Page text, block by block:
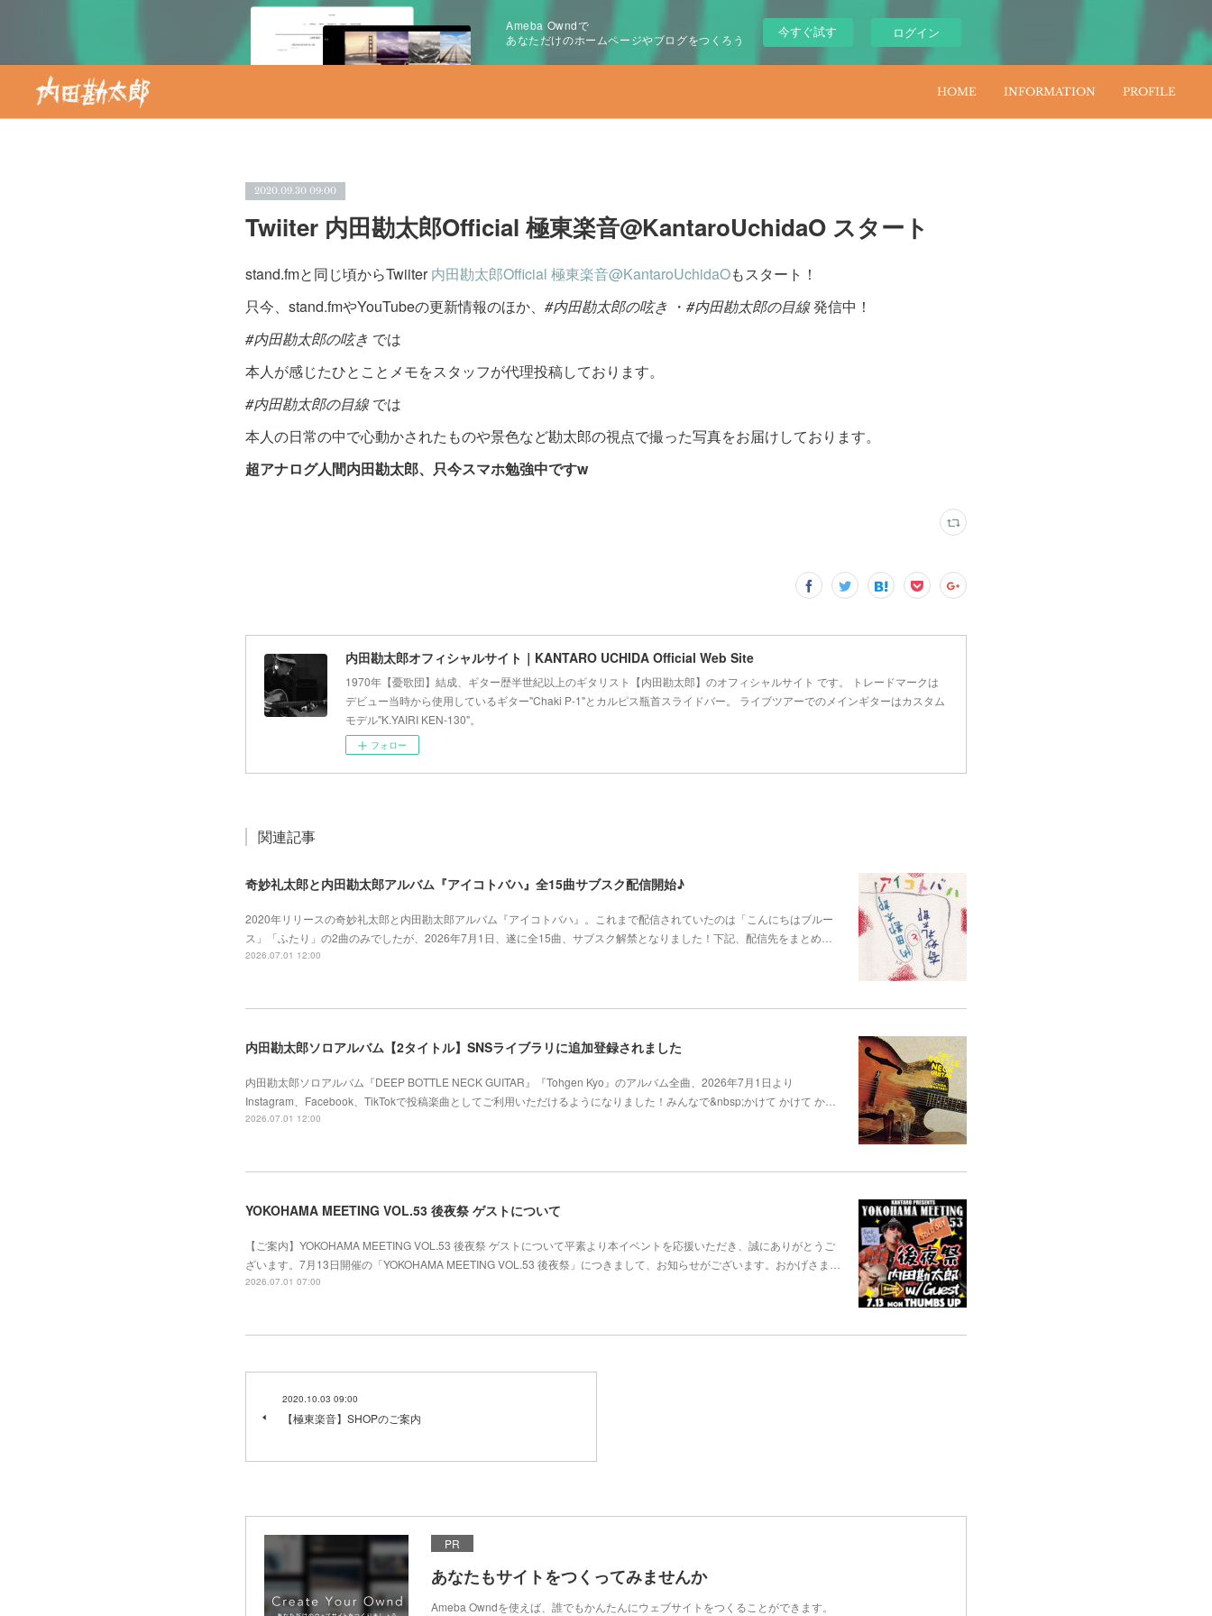
Ameba Owndで
あなただけのホームページやブログをつくろう
今すぐ試す ログイン
HOME INFORMATION PROFILE
2020.09.30 09:00
Twiiter 内田勘太郎Official 極東楽音@KantaroUchidaO スタート
stand.fmと同じ頃からTwiiter内田勘太郎Official 極東楽音@KantaroUchidaOもスタート！
只今、stand.fmやYouTubeの更新情報のほか、 #内田勘太郎の呟き ・ #内田勘太郎の目線発信中！
#内田勘太郎の呟き では
本人が感じたひとことメモをスタッフが代理投稿しております。
#内田勘太郎の目線では
本人の日常の中で心動かされたものや景色など勘太郎の視点で撮った写真をお届けしております。
超アナログ人間内田勘太郎、只今スマホ勉強中ですw
内田勘太郎オフィシャルサイト｜KANTARO UCHIDA Official Web Site
1970年【憂歌団】結成、ギター歴半世紀以上のギタリスト【内田勘太郎】のオフィシャルサイト です。 トレードマークは
デビュー当時から使用しているギター"Chaki P-1"とカルピス瓶首スライドバー。 ライブツアーでのメインギターはカスタム
モデル"K.YAIRI KEN-130"。
フォロー
関連記事
奇妙礼太郎と内田勘太郎アルバム『アイコトバハ』全15曲サブスク配信開始♪
2020年リリースの奇妙礼太郎と内田勘太郎アルバム『アイコトバハ』。これまで配信されていたのは「こんにちはブルー
ス」「ふたり」の2曲のみでしたが、2026年7月1日、遂に全15曲、サブスク解禁となりました！下記、配信先をまとめ…
2026.07.01 12:00
内田勘太郎ソロアルバム【2タイトル】SNSライブラリに追加登録されました
内田勘太郎ソロアルバム『DEEP BOTTLE NECK GUITAR』『Tohgen Kyo』のアルバム全曲、2026年7月1日より
Instagram、Facebook、TikTokで投稿楽曲としてご利用いただけるようになりました！みんなで&nbsp;かけて かけて か…
2026.07.01 12:00
YOKOHAMA MEETING VOL.53 後夜祭 ゲストについて
【ご案内】YOKOHAMA MEETING VOL.53 後夜祭 ゲストについて平素より本イベントを応援いただき、誠にありがとうご
ざいます。7月13日開催の「YOKOHAMA MEETING VOL.53 後夜祭」につきまして、お知らせがございます。おかげさま…
2026.07.01 07:00
2020.10.03 09:00
【極東楽音】SHOPのご案内
PR
あなたもサイトをつくってみませんか
Ameba Owndを使えば、誰でもかんたんにウェブサイトをつくることができます。